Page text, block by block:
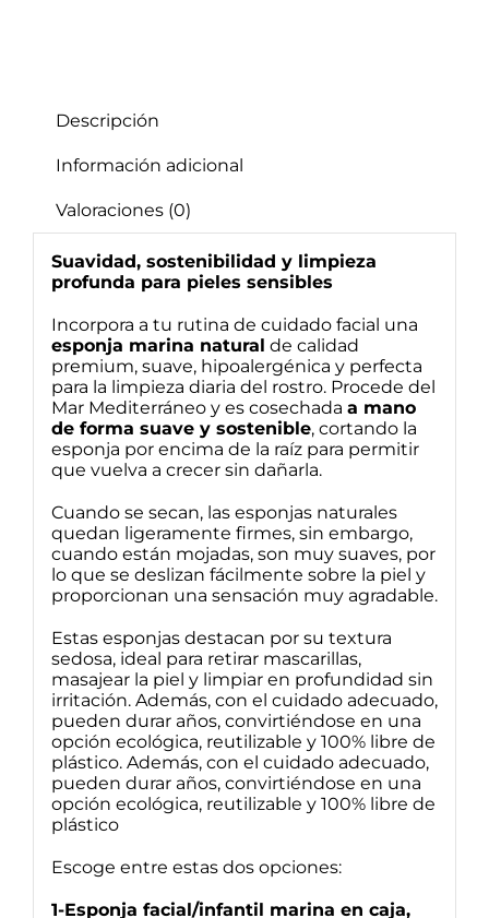
Descripción
Información adicional
Valoraciones (0)
Suavidad, sostenibilidad y limpieza
profunda para pieles sensibles
Incorpora a tu rutina de cuidado facial una
esponja marina natural de calidad
premium, suave, hipoalergénica y perfecta
para la limpieza diaria del rostro. Procede del
Mar Mediterráneo y es cosechada a mano
de forma suave y sostenible, cortando la
esponja por encima de la raíz para permitir
que vuelva a crecer sin dañarla.
Cuando se secan, las esponjas naturales
quedan ligeramente firmes, sin embargo,
cuando están mojadas, son muy suaves, por
lo que se deslizan fácilmente sobre la piel y
proporcionan una sensación muy agradable.
Estas esponjas destacan por su textura
sedosa, ideal para retirar mascarillas,
masajear la piel y limpiar en profundidad sin
irritación. Además, con el cuidado adecuado,
pueden durar años, convirtiéndose en una
opción ecológica, reutilizable y 100% libre de
plástico. Además, con el cuidado adecuado,
pueden durar años, convirtiéndose en una
opción ecológica, reutilizable y 100% libre de
plástico
Escoge entre estas dos opciones:
1-Esponja facial/infantil marina en caja,